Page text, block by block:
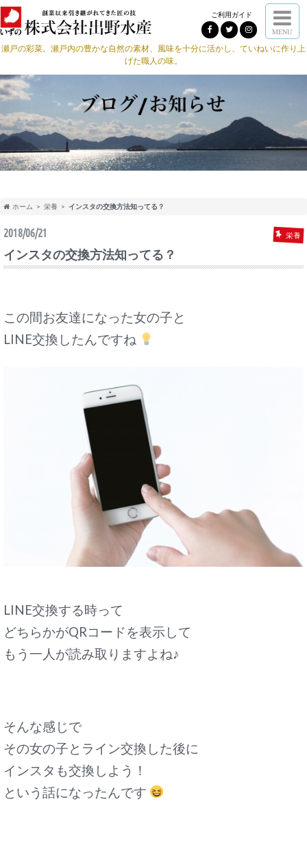
ご利用ガイド
MENU
瀬戸の彩菜。瀬戸内の豊かな自然の素材、風味を十分に活かし、ていねいに作り上
げた職人の味。
ホーム 栄養 インスタの交換方法知ってる？
2018/06/21 栄養
インスタの交換方法知ってる？
この間お友達になった女の子と
LINE交換したんですね
LINE交換する時って
どちらかがQRコードを表示して
もう一人が読み取りますよね♪
そんな感じで
その女の子とライン交換した後に
インスタも交換しよう！
という話になったんです